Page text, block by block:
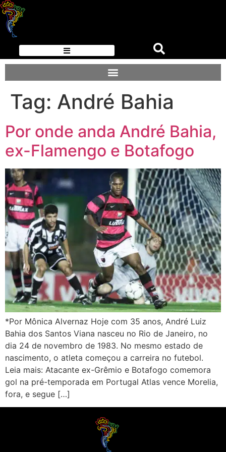
Tag: André Bahia
Por onde anda André Bahia,
ex-Flamengo e Botafogo
*Por Mônica Alvernaz Hoje com 35 anos, André Luiz
Bahia dos Santos Viana nasceu no Rio de Janeiro, no
dia 24 de novembro de 1983. No mesmo estado de
nascimento, o atleta começou a carreira no futebol.
Leia mais: Atacante ex-Grêmio e Botafogo comemora
gol na pré-temporada em Portugal Atlas vence Morelia,
fora, e segue […]